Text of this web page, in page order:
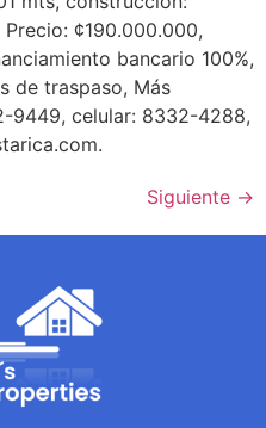
¢190.000.000,
bancario 100%,
de traspaso, Más
9449, celular: 8332-4288,
Siguiente →